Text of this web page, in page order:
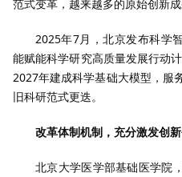
范式变革，越来越多的原始创新成
2025年7月，北京发布科学
能赋能科学研究高质量发展行动
2027年建成科学基础大模型，服
旧科研范式更迭。
改革体制机制，充分激发创
北京大学医学部基础医学院